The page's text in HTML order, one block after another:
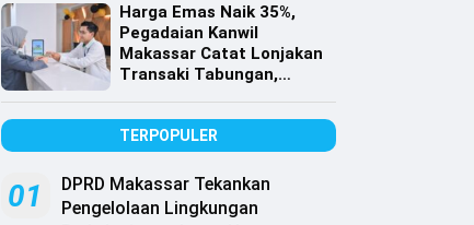
Harga Emas Naik 35%,
Pegadaian Kanwil
Makassar Catat Lonjakan
Transaki Tabungan,
TERPOPULER
01
DPRD Makassar Tekankan
Pengelolaan Lingkungan